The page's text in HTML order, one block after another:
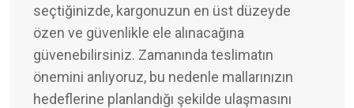
seçtiğinizde, kargonuzun en üst düzeyde
özen ve güvenlikle ele alınacağına
güvenebilirsiniz. Zamanında teslimatın
önemini anlıyoruz, bu nedenle mallarınızın
hedeflerine planlandığı şekilde ulaşmasını